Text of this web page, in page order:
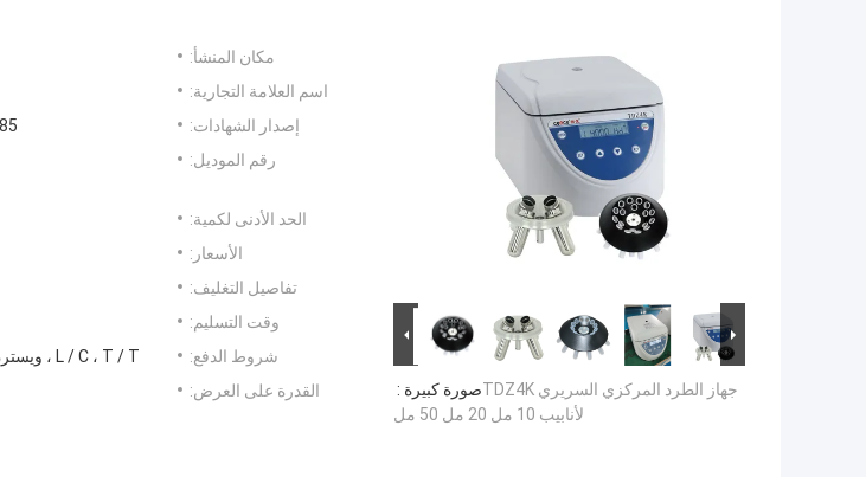
صورة كبيرة :جهاز الطرد المركزي السريري TDZ4K
لأنابيب 10 مل 20 مل 50 مل
مكان المنشأ:
اسم العلامة التجارية:
إصدار الشهادات:
رقم الموديل:
الحد الأدنى لكمية:
الأسعار:
تفاصيل التغليف:
وقت التسليم:
شروط الدفع:
L / C ، T / T ، ويسترن يونيون ، D / A ، D / P
القدرة على العرض: